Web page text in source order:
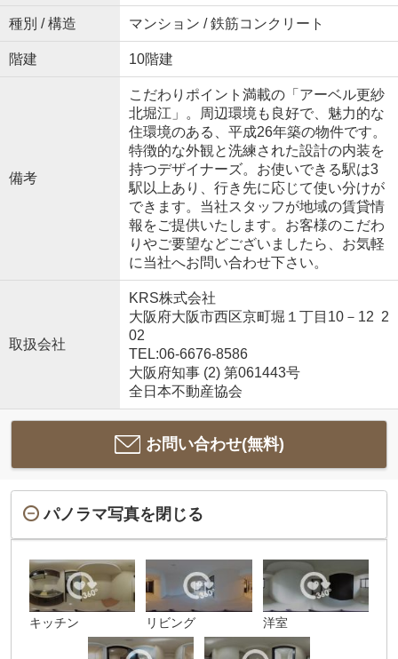
種別 / 構造 マンション / 鉄筋コンクリート
階建 10階建
備考
こだわりポイント満載の「アーベル更紗
北堀江」。周辺環境も良好で、魅力的な
住環境のある、平成26年築の物件です。
特徴的な外観と洗練された設計の内装を
持つデザイナーズ。お使いできる駅は3
駅以上あり、行き先に応じて使い分けが
できます。当社スタッフが地域の賃貸情
報をご提供いたします。お客様のこだわ
りやご要望などございましたら、お気軽
に当社へお問い合わせ下さい。
取扱会社
KRS株式会社
大阪府大阪市西区京町堀１丁目10－12 2
02
TEL:06-6676-8586
大阪府知事 (2) 第061443号
全日本不動産協会
お問い合わせ(無料)
パノラマ写真を閉じる
キッチン リビング 洋室